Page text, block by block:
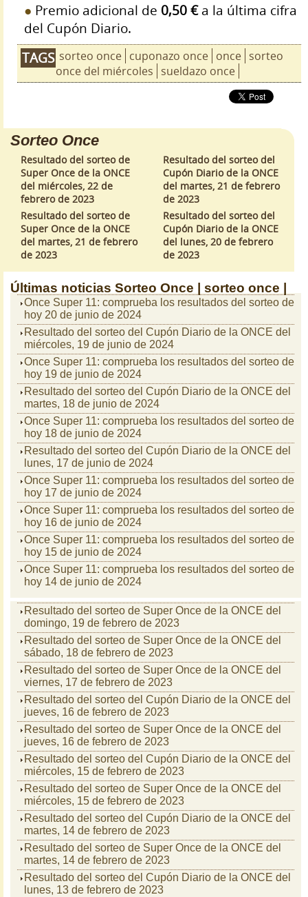
Premio adicional de 0,50 €a la última cifra
del Cupón Diario.
TAGS sorteo once cuponazo once once sorteo
once del miércoles sueldazo once
Sorteo Once
Resultado del sorteo de
Super Once de la ONCE
del miércoles, 22 de
febrero de 2023
Resultado del sorteo del
Cupón Diario de la ONCE
del martes, 21 de febrero
de 2023
Resultado del sorteo de
Super Once de la ONCE
del martes, 21 de febrero
de 2023
Resultado del sorteo del
Cupón Diario de la ONCE
del lunes, 20 de febrero
de 2023
Últimas noticias Sorteo Once | sorteo once |
Once Super 11: comprueba los resultados del sorteo de
hoy 20 de junio de 2024
Resultado del sorteo del Cupón Diario de la ONCE del
miércoles, 19 de junio de 2024
Once Super 11: comprueba los resultados del sorteo de
hoy 19 de junio de 2024
Resultado del sorteo del Cupón Diario de la ONCE del
martes, 18 de junio de 2024
Once Super 11: comprueba los resultados del sorteo de
hoy 18 de junio de 2024
Resultado del sorteo del Cupón Diario de la ONCE del
lunes, 17 de junio de 2024
Once Super 11: comprueba los resultados del sorteo de
hoy 17 de junio de 2024
Once Super 11: comprueba los resultados del sorteo de
hoy 16 de junio de 2024
Once Super 11: comprueba los resultados del sorteo de
hoy 15 de junio de 2024
Once Super 11: comprueba los resultados del sorteo de
hoy 14 de junio de 2024
Resultado del sorteo de Super Once de la ONCE del
domingo, 19 de febrero de 2023
Resultado del sorteo de Super Once de la ONCE del
sábado, 18 de febrero de 2023
Resultado del sorteo de Super Once de la ONCE del
viernes, 17 de febrero de 2023
Resultado del sorteo del Cupón Diario de la ONCE del
jueves, 16 de febrero de 2023
Resultado del sorteo de Super Once de la ONCE del
jueves, 16 de febrero de 2023
Resultado del sorteo del Cupón Diario de la ONCE del
miércoles, 15 de febrero de 2023
Resultado del sorteo de Super Once de la ONCE del
miércoles, 15 de febrero de 2023
Resultado del sorteo del Cupón Diario de la ONCE del
martes, 14 de febrero de 2023
Resultado del sorteo de Super Once de la ONCE del
martes, 14 de febrero de 2023
Resultado del sorteo del Cupón Diario de la ONCE del
lunes, 13 de febrero de 2023